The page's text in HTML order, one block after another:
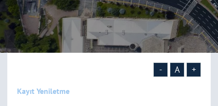
- A +
Kayıt Yeniletme